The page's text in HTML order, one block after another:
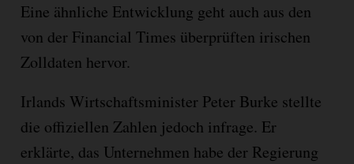
Eine ähnliche Entwicklung geht auch aus den
von der Financial Times überprüften irischen
Zolldaten hervor.
Irlands Wirtschaftsminister Peter Burke stellte
die offiziellen Zahlen jedoch infrage. Er
erklärte, das Unternehmen habe der Regierung